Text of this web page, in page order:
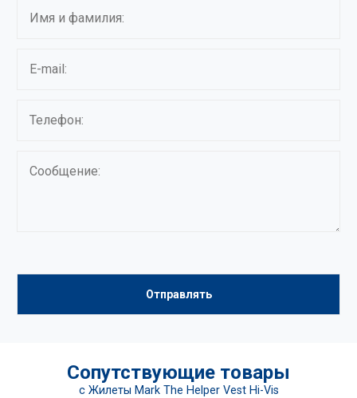
Сопутствующие товары
c Жилеты Mark The Helper Vest Hi-Vis